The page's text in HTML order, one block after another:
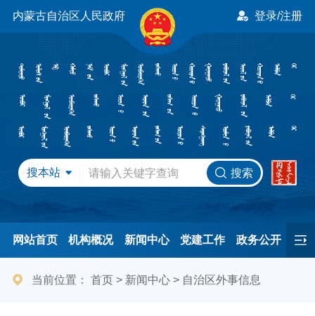
内蒙古自治区人民政府 登录/注册
搜本站 搜索
网站首页 机构概况 新闻中心 党建工作 政务公开
办事服务 民间友好 港澳事务 互动交流 专题专栏
当前位置： 首页> 新闻中心> 自治区外事信息